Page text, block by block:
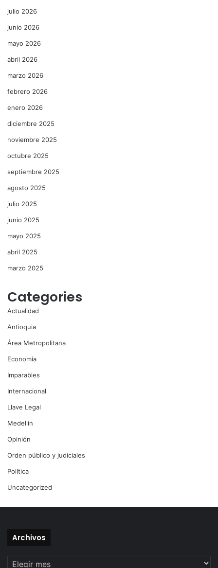
julio 2026
junio 2026
mayo 2026
abril 2026
marzo 2026
febrero 2026
enero 2026
diciembre 2025
noviembre 2025
octubre 2025
septiembre 2025
agosto 2025
julio 2025
junio 2025
mayo 2025
abril 2025
marzo 2025
Categories
Actualidad
Antioquia
Área Metropolitana
Economía
Imparables
Internacional
Llave Legal
Medellín
Opinión
Orden público y judiciales
Política
Uncategorized
Archivos